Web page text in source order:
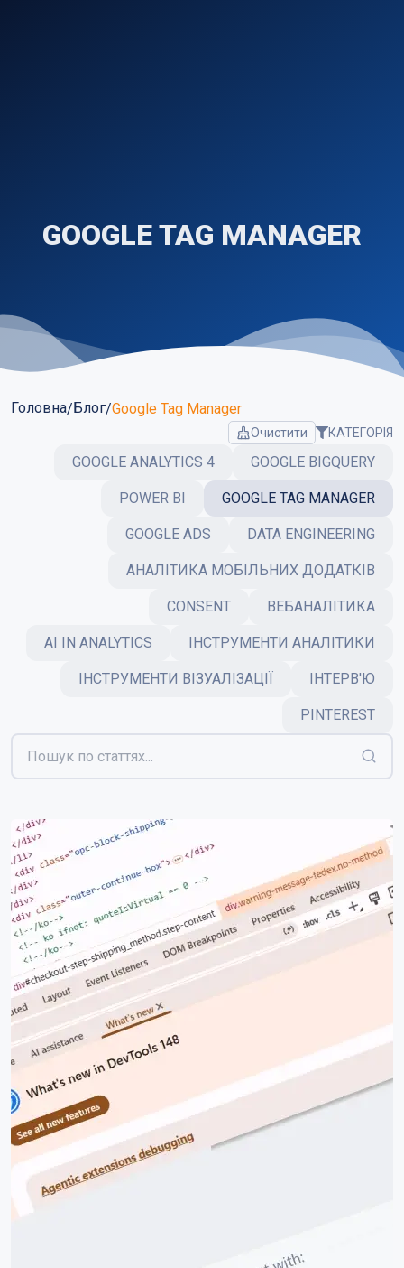
GOOGLE TAG MANAGER
Головна/Блог/Google Tag Manager
Очистити КАТЕГОРІЯ
GOOGLE ANALYTICS 4 GOOGLE BIGQUERY
POWER BI GOOGLE TAG MANAGER
GOOGLE ADS DATA ENGINEERING
АНАЛІТИКА МОБІЛЬНИХ ДОДАТКІВ
CONSENT ВЕБАНАЛІТИКА
AI IN ANALYTICS ІНСТРУМЕНТИ АНАЛІТИКИ
ІНСТРУМЕНТИ ВІЗУАЛІЗАЦІЇ ІНТЕРВ'Ю
PINTEREST